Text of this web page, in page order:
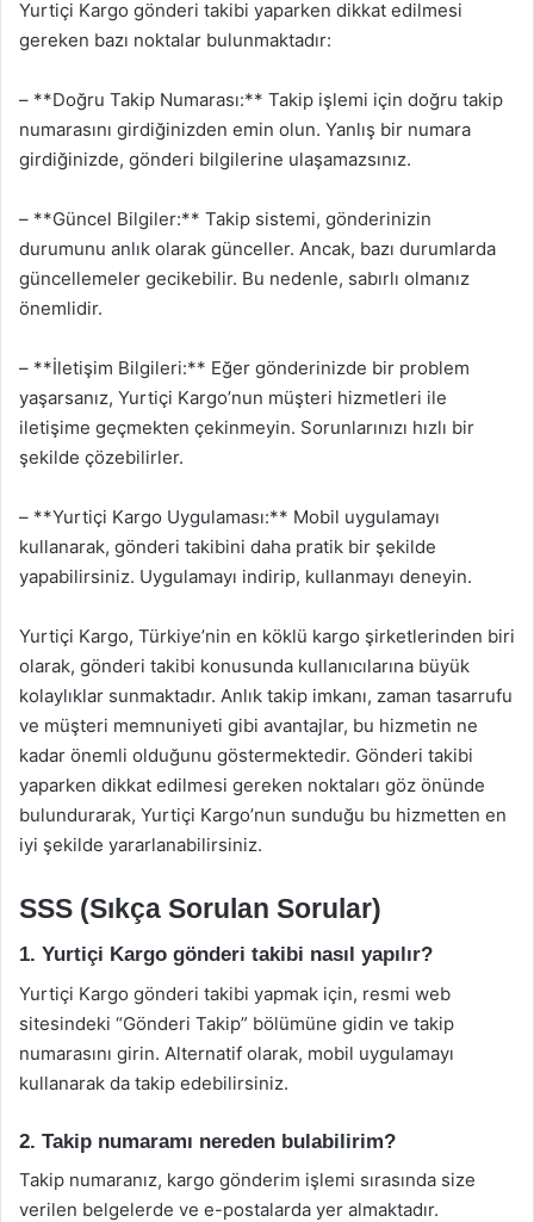
Yurtiçi Kargo gönderi takibi yaparken dikkat edilmesi
gereken bazı noktalar bulunmaktadır:
– **Doğru Takip Numarası:** Takip işlemi için doğru takip
numarasını girdiğinizden emin olun. Yanlış bir numara
girdiğinizde, gönderi bilgilerine ulaşamazsınız.
– **Güncel Bilgiler:** Takip sistemi, gönderinizin
durumunu anlık olarak günceller. Ancak, bazı durumlarda
güncellemeler gecikebilir. Bu nedenle, sabırlı olmanız
önemlidir.
– **İletişim Bilgileri:** Eğer gönderinizde bir problem
yaşarsanız, Yurtiçi Kargo’nun müşteri hizmetleri ile
iletişime geçmekten çekinmeyin. Sorunlarınızı hızlı bir
şekilde çözebilirler.
– **Yurtiçi Kargo Uygulaması:** Mobil uygulamayı
kullanarak, gönderi takibini daha pratik bir şekilde
yapabilirsiniz. Uygulamayı indirip, kullanmayı deneyin.
Yurtiçi Kargo, Türkiye’nin en köklü kargo şirketlerinden biri
olarak, gönderi takibi konusunda kullanıcılarına büyük
kolaylıklar sunmaktadır. Anlık takip imkanı, zaman tasarrufu
ve müşteri memnuniyeti gibi avantajlar, bu hizmetin ne
kadar önemli olduğunu göstermektedir. Gönderi takibi
yaparken dikkat edilmesi gereken noktaları göz önünde
bulundurarak, Yurtiçi Kargo’nun sunduğu bu hizmetten en
iyi şekilde yararlanabilirsiniz.
SSS (Sıkça Sorulan Sorular)
1. Yurtiçi Kargo gönderi takibi nasıl yapılır?
Yurtiçi Kargo gönderi takibi yapmak için, resmi web
sitesindeki “Gönderi Takip” bölümüne gidin ve takip
numarasını girin. Alternatif olarak, mobil uygulamayı
kullanarak da takip edebilirsiniz.
2. Takip numaramı nereden bulabilirim?
Takip numaranız, kargo gönderim işlemi sırasında size
verilen belgelerde ve e-postalarda yer almaktadır.